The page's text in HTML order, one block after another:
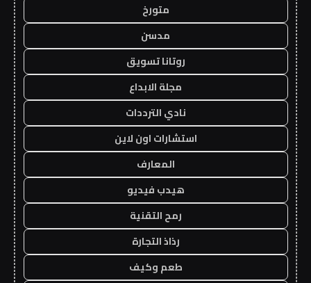
متورخ
مدسن
روتانا تسويق
مجلة الابداع
نادي الترددات
استشارات اون لاين
المعارف
هيدب فيديو
رمح التقنية
رذاذ التجارة
طعم وكيف